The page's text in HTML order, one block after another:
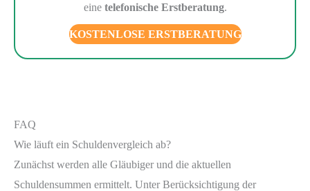
eine telefonische Erstberatung.
KOSTENLOSE ERSTBERATUNG
FAQ
Wie läuft ein Schuldenvergleich ab?
Zunächst werden alle Gläubiger und die aktuellen
Schuldensummen ermittelt. Unter Berücksichtigung der